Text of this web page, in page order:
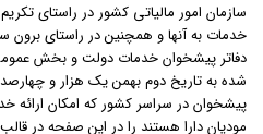
سازمان امور مالیاتی کشور در راستای
خدمات به آنها و همچنین در راستای برون
دفاتر پیشخوان خدمات دولت و بخش
پیشخوان در سراسر کشور که امکان ارائه
مودیان دارا هستند را در اینصفحه